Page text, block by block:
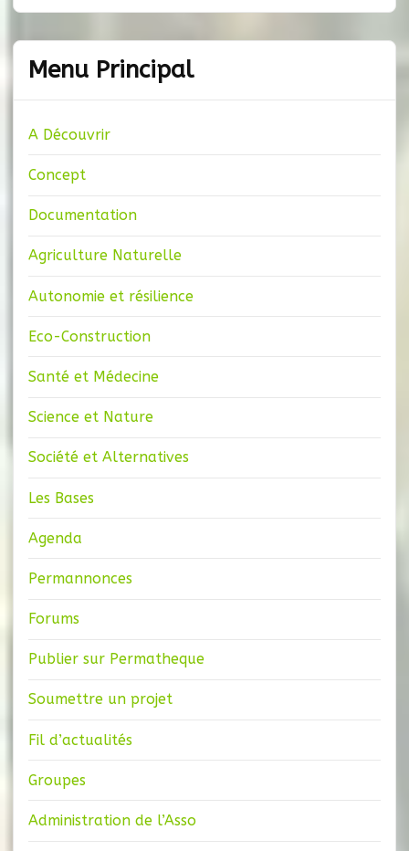
Menu Principal
A Découvrir
Concept
Documentation
Agriculture Naturelle
Autonomie et résilience
Eco-Construction
Santé et Médecine
Science et Nature
Société et Alternatives
Les Bases
Agenda
Permannonces
Forums
Publier sur Permatheque
Soumettre un projet
Fil d’actualités
Groupes
Administration de l’Asso